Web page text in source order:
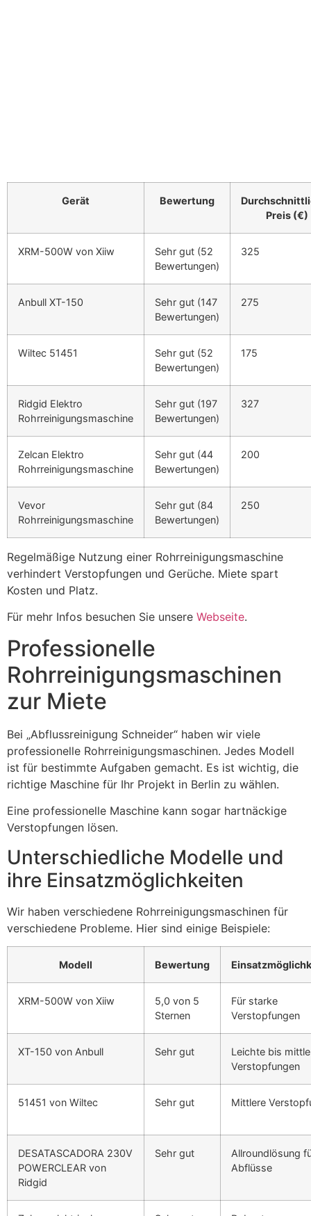
Gerät Bewertung
Preis (€)
XRM-500W von Xiiw
Sehr gut (52
Bewertungen)
325
Anbull XT-150
Sehr gut (147
Bewertungen)
275
Wiltec 51451
Sehr gut (52
Bewertungen)
175
Ridgid Elektro
Rohrreinigungsmaschine
Sehr gut (197
Bewertungen)
327
Zelcan Elektro
Rohrreinigungsmaschine
Sehr gut (44
Bewertungen)
200
Vevor
Rohrreinigungsmaschine
Sehr gut (84
Bewertungen)
250
Regelmäßige Nutzung einer Rohrreinigungsmaschine
verhindert Verstopfungen und Gerüche. Miete spart
Kosten und Platz.
Für mehr Infos besuchen Sie unsere Webseite.
Professionelle
Rohrreinigungsmaschinen
zur Miete
Bei „Abflussreinigung Schneider“ haben wir viele
professionelle Rohrreinigungsmaschinen. Jedes Modell
ist für bestimmte Aufgaben gemacht. Es ist wichtig, die
richtige Maschine für Ihr Projekt in Berlin zu wählen.
Eine professionelle Maschine kann sogar hartnäckige
Verstopfungen lösen.
Unterschiedliche Modelle und
ihre Einsatzmöglichkeiten
Wir haben verschiedene Rohrreinigungsmaschinen für
verschiedene Probleme. Hier sind einige Beispiele:
Modell Bewertung
XRM-500W von Xiiw
5,0 von 5
Sternen
Für starke
Verstopfungen
XT-150 von Anbull Sehr gut
Leichte bis
Verstopfungen
51451 von Wiltec Sehr gut Mittlere
DESATASCADORA 230V
POWERCLEAR von
Ridgid
Sehr gut
Allroundlösung
Abflüsse